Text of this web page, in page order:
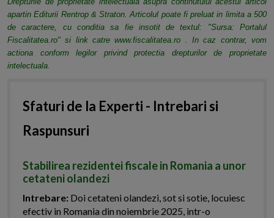
apartin Editurii Rentrop & Straton. Articolul poate fi preluat in limita a 500
de caractere, cu conditia sa fie insotit de textul: "Sursa: Portalul
Fiscalitatea.ro" si link catre www.fiscalitatea.ro . In caz contrar, vom
actiona conform legilor privind protectia drepturilor de proprietate
intelectuala.
Sfaturi de la Experti - Intrebari si
Raspunsuri
Stabilirea rezidentei fiscale in Romania a unor
cetateni olandezi
Intrebare: Doi cetateni olandezi, sot si sotie, locuiesc
efectiv in Romania din noiembrie 2025, intr-o